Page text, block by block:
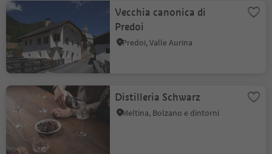
Vecchia canonica di
Predoi
Predoi, Valle Aurina
Distilleria Schwarz
Meltina, Bolzano e dintorni